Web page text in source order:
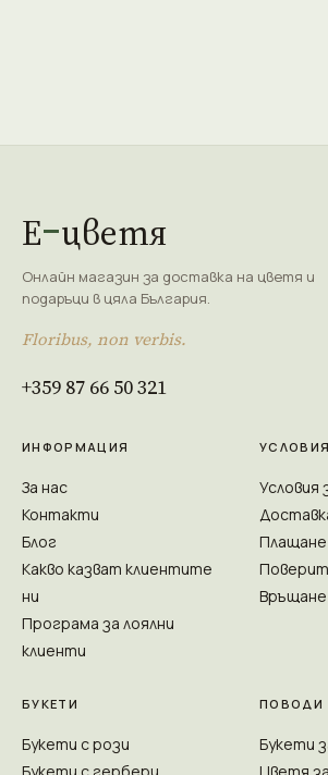
Е цветя
Онлайн магазин за доставка на цветя и
подаръци в цяла България.
Floribus, non verbis.
+359 87 66 50 321
ИНФОРМАЦИЯ
За нас
Контакти
Блог
Какво казват клиентите
ни
Програма за лоялни
клиенти
УСЛОВИЯ
Условия
Плащане
БУКЕТИ
Букети с рози
ПОВОДИ
Букети